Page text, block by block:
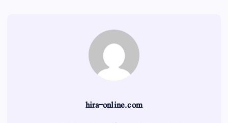
hira-online.com